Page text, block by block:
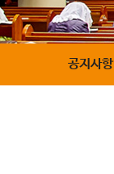
공지사항